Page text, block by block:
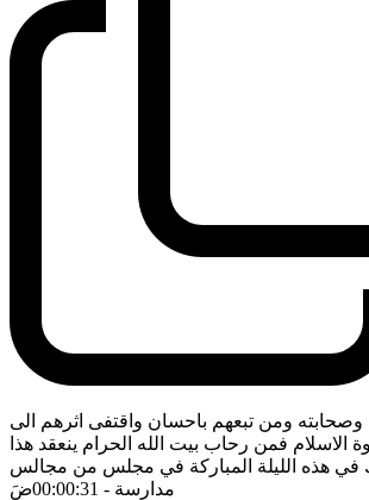
وصحابته ومن تبعهم باحسان واقتفى اثرهم الى
الاسلام فمن رحاب بيت الله الحرام ينعقد هذا
في هذه الليلة المباركة في مجلس من مجالس
مدارسة - 00:00:31 ضَ